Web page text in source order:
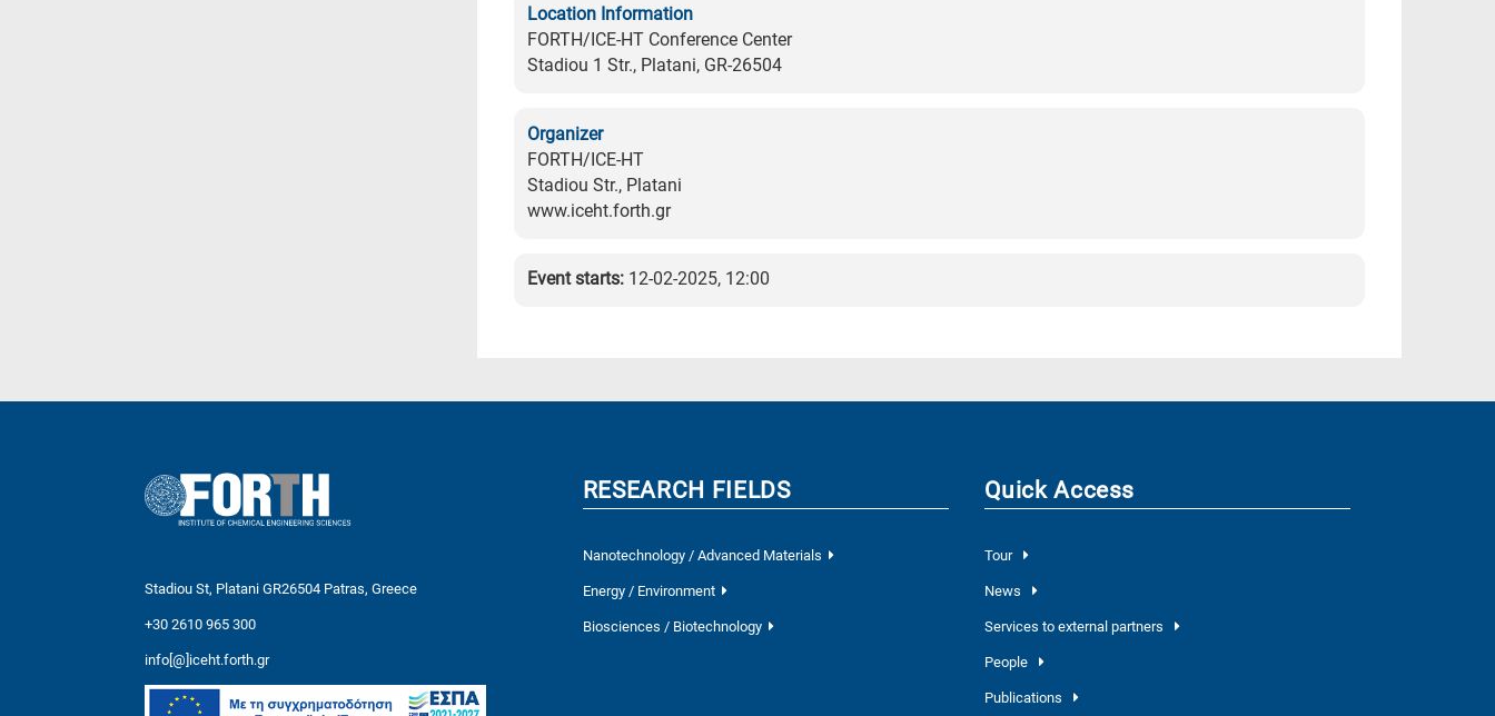
Location Information
FORTH/ICE-HT Conference Center
Stadiou 1 Str., Platani, GR-26504
Organizer
FORTH/ICE-HT
Stadiou Str., Platani
www.iceht.forth.gr
Event starts: 12-02-2025, 12:00
Stadiou St, Platani GR26504 Patras, Greece
+30 2610 965 300
info[@]iceht.forth.gr
RESEARCH FIELDS
Nanotechnology / Advanced Materials
Energy / Environment
Biosciences / Biotechnology
Quick Access
Tour
News
Services to external partners
People
Publications